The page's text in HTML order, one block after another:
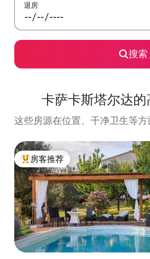
退房
搜索
卡萨卡斯塔尔达
这些房源在位置、干净卫生等方
热门「房客推荐」
房客推荐